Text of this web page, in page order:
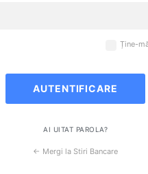
Ține-
AI UITAT PAROLA?
← Mergi la Stiri Bancare